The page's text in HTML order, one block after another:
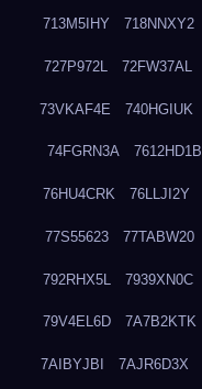
713M5IHY 718NNXY2
727P972L 72FW37AL
73VKAF4E 740HGIUK
74FGRN3A 7612HD1B
76HU4CRK 76LLJI2Y
77S55623 77TABW20
792RHX5L 7939XN0C
79V4EL6D 7A7B2KTK
7AIBYJBI 7AJR6D3X